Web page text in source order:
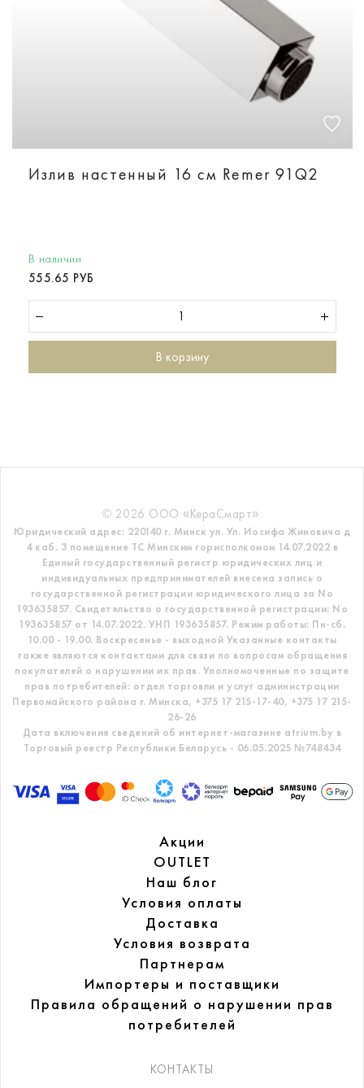
Излив настенный 16 см Remer 91Q2
В наличии
555.65 РУБ
В корзину
© 2026 ООО «КераСмарт».
Юридический адрес: 220140 г. Минск ул. Ул. Иосифа Жиновича д
4 каб. 3 помещение ТС Минским горисполкомом 14.07.2022 в
Единый государственный регистр юридических лиц и
индивидуальных предпринимателей внесена запись о
государственной регистрации юридического лица за No
193635857. Свидетельство о государственной регистрации: No
193635857 от 14.07.2022. УНП 193635857. Режим работы: Пн-сб.
10.00 - 19.00. Воскресенье - выходной Указанные контакты
также являются контактами для связи по вопросам обращения
покупателей о нарушении их прав. Уполномоченные по защите
прав потребителей: отдел торговли и услуг администрации
Первомайского района г. Минска, +375 17 215-17-40, +375 17 215-
26-26
Дата включения сведений об интернет-магазине atrium.by в
Торговый реестр Республики Беларусь - 06.05.2025 №748434
Акции
OUTLET
Наш блог
Условия оплаты
Доставка
Условия возврата
Партнерам
Импортеры и поставщики
Правила обращений о нарушении прав
потребителей
КОНТАКТЫ